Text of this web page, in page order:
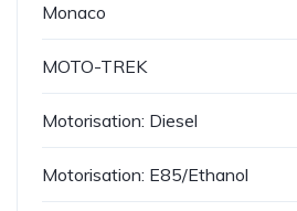
Monaco
MOTO-TREK
Motorisation: Diesel
Motorisation: E85/Ethanol